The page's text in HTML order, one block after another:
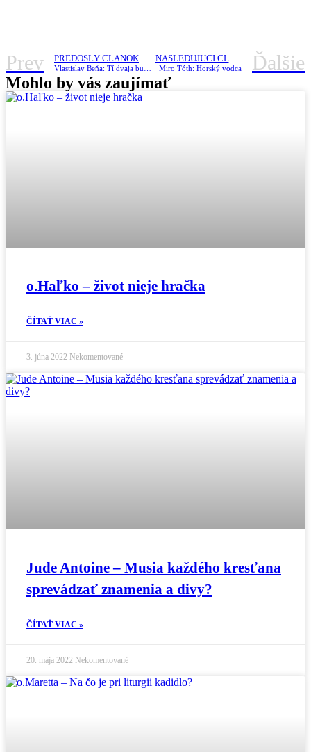
Prev PREDOŠLÝ ČLÁNOK NASLEDUJÚCI ČLÁNOK
Miro Tóth: Horský vodca Ďalšie
Mohlo by vás zaujímať
o.Haľko – život nieje hračka
ČÍTAŤ VIAC »
3. júna 2022 Nekomentované
Jude Antoine – Musia každého kresťana
sprevádzať znamenia a divy?
ČÍTAŤ VIAC »
20. mája 2022 Nekomentované